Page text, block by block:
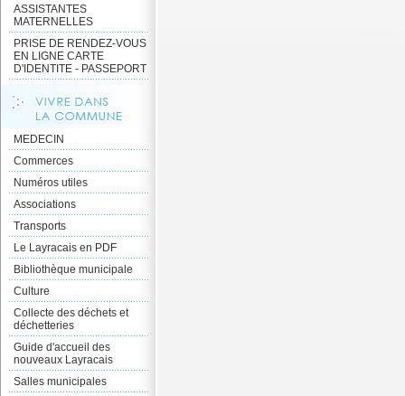
ASSISTANTES
MATERNELLES
PRISE DE RENDEZ-VOUS
EN LIGNE CARTE
D'IDENTITE - PASSEPORT
MEDECIN
Commerces
Numéros utiles
Associations
Transports
Le Layracais en PDF
Bibliothèque municipale
Culture
Collecte des déchets et
déchetteries
Guide d'accueil des
nouveaux Layracais
Salles municipales